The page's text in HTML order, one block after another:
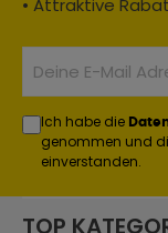
• Attraktive
Ich habe die
genommen und
einverstanden.
TOP